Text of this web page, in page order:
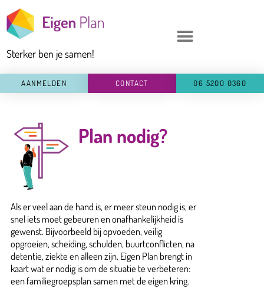
naar
inhoud
Sterker ben je samen!
AANMELDEN CONTACT O6 52OO O36O
Plan nodig?
Als er veel aan de hand is, er meer steun nodig is, er
snel iets moet gebeuren en onafhankelijkheid is
gewenst. Bijvoorbeeld bij opvoeden, veilig
opgroeien, scheiding, schulden, buurtconflicten, na
detentie, ziekte en alleen zijn. Eigen Plan brengt in
kaart wat er nodig is om de situatie te verbeteren:
een familiegroepsplan samen met de eigen kring.